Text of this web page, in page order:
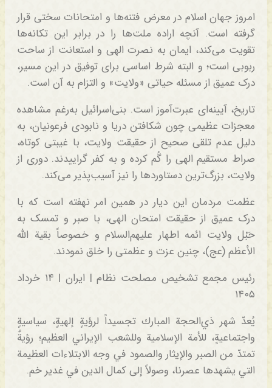
امروز جهان اسلام در معرض فتنه‌ها و امتحانات سختی قرار
گرفته است. آنچه اراده ملت‌ها را در برابر این تکانه‌ها
تقویت می‌کند، ایمان به نصرت الهی و استعانت از ساحت
ربوبی است؛ و البته شرط اساسی برای توفیق در این مسیر،
درک عمیق از مسئله حیاتی «ولایت» و التزام به آن است.
تاریخ، آیینه‌ای عبرت‌آموز است. بنی‌اسرائیل به‌رغم مشاهده
معجزات عظیمی چون شکافتن دریا و نابودی فرعونیان، به
دلیل عدم تلقی صحیح از حقیقت ولایت، با غیبتی کوتاه،
صراط مستقیم الهی را گُم کرده و به کفر گراییدند. دوری از
ولایت، بزرگ‌ترین دستاوردها را نیز آسیب‌پذیر می‌کند.
عظمت مردمان این دیار در همین امر نهفته است که با
درک عمیق از حقیقت امتحان الهی، با صبر و تمسک به
حَبْل ولایت ائمه اطهار علیهم‌السلام و خصوصاً بقیة الله
الأعظم (عج)، چنین عزت و عظمتی را خلق نمودند.
رئیس مجمع تشخیص مصلحت نظام | ایران | ۱۴ خرداد
۱۴۰۵
‏يُعدّ شهر ذي‌الحجة المبارك تجسيداً لرؤيةٍ إلهيةٍ، سياسيةٍ
واجتماعيةٍ، للأمة الإسلامية وللشعب الإيراني العظيم؛ رؤيةٌ
تمتدّ من الصبر والإيثار والصمود في وجه الابتلاءات العظيمة
التي يشهدها عصرنا، وصولاً إلى كمال الدين في غدير خم.